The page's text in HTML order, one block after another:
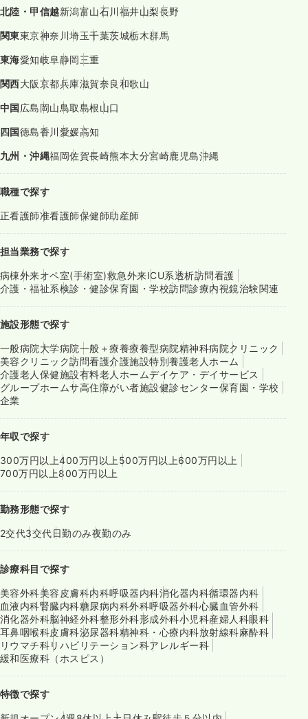
北陸・甲信越新潟富山石川福井山梨長野
関東東京神奈川埼玉千葉茨城栃木群馬
東海愛知岐阜静岡三重
関西大阪京都兵庫滋賀奈良和歌山
中国広島岡山鳥取島根山口
四国徳島香川愛媛高知
九州・沖縄福岡佐賀長崎熊本大分宮崎鹿児島沖縄
職種で探す
正看護師准看護師保健師助産師
担当業務で探す
病棟外来オペ室(手術室)救急外来ICU系透析訪問看護
介護・福祉系検診・健診保育園・学校訪問診療内視鏡治験関連
施設形態で探す
一般病院大学病院一般＋療養療養型病院精神科病院クリニック
美容クリニック訪問看護介護施設特別養護老人ホーム
介護老人保健施設有料老人ホームデイケア・デイサービス
グループホームサ高住障がい者施設健診センター保育園・学校
企業
年収で探す
300万円以上400万円以上 500万円以上600万円以上
700万円以上800万円以上
勤務形態で探す
2交代3交代日勤のみ夜勤のみ
診療科目で探す
美容外科美容皮膚科内科呼吸器内科消化器内科循環器内科
血液内科腎臓内科糖尿病内科外科呼吸器外科心臓血管外科
消化器外科脳神経外科整形外科形成外科小児科産婦人科眼科
耳鼻咽喉科皮膚科泌尿器科精神科・心療内科放射線科麻酔科
リウマチ科リハビリテーション科アレルギー科
緩和医療科（ホスピス）
特徴で探す